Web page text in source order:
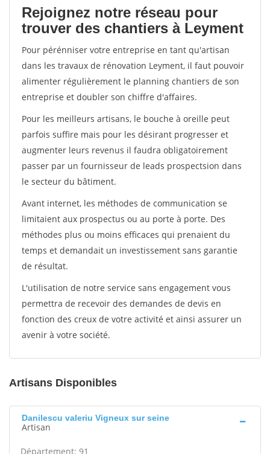
Rejoignez notre réseau pour
trouver des chantiers à Leyment
Pour pérénniser votre entreprise en tant qu'artisan
dans les travaux de rénovation Leyment, il faut pouvoir
alimenter régulièrement le planning chantiers de son
entreprise et doubler son chiffre d'affaires.
Pour les meilleurs artisans, le bouche à oreille peut
parfois suffire mais pour les désirant progresser et
augmenter leurs revenus il faudra obligatoirement
passer par un fournisseur de leads prospectsion dans
le secteur du bâtiment.
Avant internet, les méthodes de communication se
limitaient aux prospectus ou au porte à porte. Des
méthodes plus ou moins efficaces qui prenaient du
temps et demandait un investissement sans garantie
de résultat.
L'utilisation de notre service sans engagement vous
permettra de recevoir des demandes de devis en
fonction des creux de votre activité et ainsi assurer un
avenir à votre société.
Artisans Disponibles
Danilescu valeriu Vigneux sur seine
Artisan
Département: 91